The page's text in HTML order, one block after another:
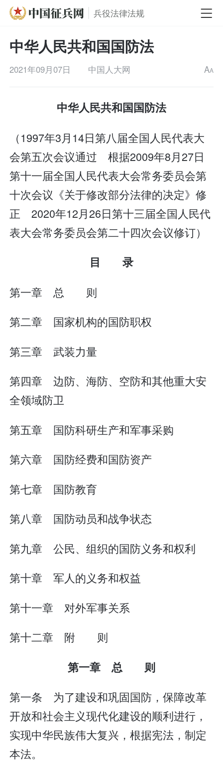
兵役法律法规
中华人民共和国国防法
2021年09月07日 中国人大网 AA
中华人民共和国国防法
（1997年3月14日第八届全国人民代表大
会第五次会议通过 根据2009年8月27日
第十一届全国人民代表大会常务委员会第
十次会议《关于修改部分法律的决定》修
正 2020年12月26日第十三届全国人民代
表大会常务委员会第二十四次会议修订）
目 录
第一章 总 则
第二章 国家机构的国防职权
第三章 武装力量
第四章 边防、海防、空防和其他重大安
全领域防卫
第五章 国防科研生产和军事采购
第六章 国防经费和国防资产
第七章 国防教育
第八章 国防动员和战争状态
第九章 公民、组织的国防义务和权利
第十章 军人的义务和权益
第十一章 对外军事关系
第十二章 附 则
第一章 总 则
第一条 为了建设和巩固国防，保障改革
开放和社会主义现代化建设的顺利进行，
实现中华民族伟大复兴，根据宪法，制定
本法。